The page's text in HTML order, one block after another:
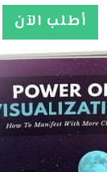
أطلب الآن